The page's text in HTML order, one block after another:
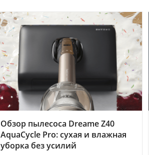
Обзор пылесоса Dreame Z40
AquaCycle Pro: сухая и влажная
уборка без усилий